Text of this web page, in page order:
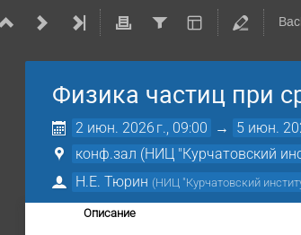
Физика частиц при
2 июн. 2026 г., 09:00 → 5 июн.
конф.зал (НИЦ "Курчатовский
Н.Е. Тюрин (НИЦ "Курчатовский
Описание